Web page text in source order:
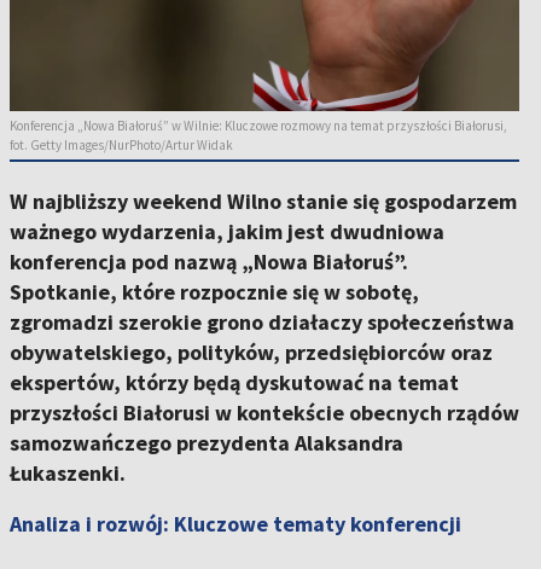
Konferencja „Nowa Białoruś” w Wilnie: Kluczowe rozmowy na temat przyszłości Białorusi,
fot. Getty Images/NurPhoto/Artur Widak
W najbliższy weekend Wilno stanie się gospodarzem
ważnego wydarzenia, jakim jest dwudniowa
konferencja pod nazwą „Nowa Białoruś”.
Spotkanie, które rozpocznie się w sobotę,
zgromadzi szerokie grono działaczy społeczeństwa
obywatelskiego, polityków, przedsiębiorców oraz
ekspertów, którzy będą dyskutować na temat
przyszłości Białorusi w kontekście obecnych rządów
samozwańczego prezydenta Alaksandra
Łukaszenki.
Analiza i rozwój: Kluczowe tematy konferencji